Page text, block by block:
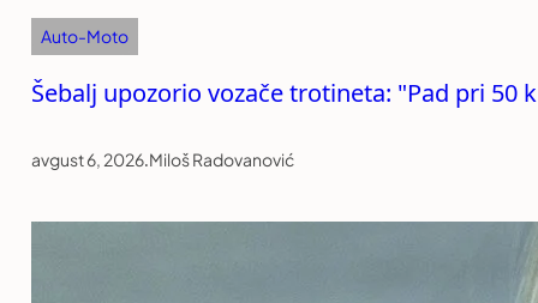
Auto-Moto
Šebalj upozorio vozače trotineta: "Pad pri 50
avgust 6, 2026.Miloš Radovanović